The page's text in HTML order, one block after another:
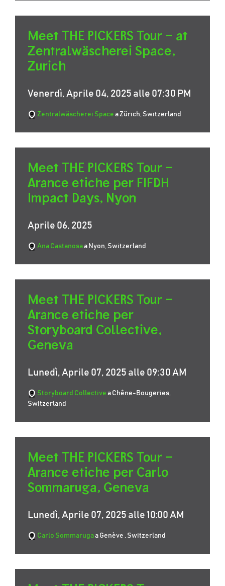
Meet THE PICKERS Tour – at
Zentralwäscherei Space,
Zurich
Venerdì, Aprile 04, 2025 alle 07:30 PM
Zentralwäscherei Space a Zürich, Switzerland
Meet THE PICKERS Tour –
Arance etiche per FIFDH
Impact Days, Nyon
Aprile 06, 2025
Ana Castanosaa Nyon, Switzerland
Meet THE PICKERS Tour –
Arance etiche per
Storyboard Collective,
Geneva
Lunedì, Aprile 07, 2025 alle 09:30 AM
Storyboard Collective a Chêne-Bougeries,
Switzerland
Meet THE PICKERS Tour –
Arance etiche per Carlo
Sommaruga, Geneva
Lunedì, Aprile 07, 2025 alle 10:00 AM
Carlo Sommarugaa Genève , Switzerland